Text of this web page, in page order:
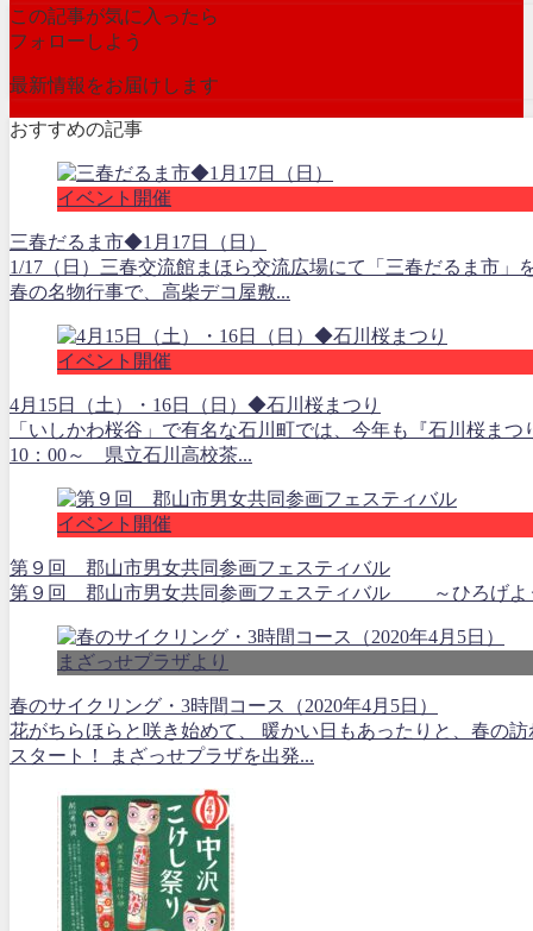
この記事が気に入ったら
フォローしよう
最新情報をお届けします
おすすめの記事
イベント開催
三春だるま市◆1月17日（日）
1/17（日）三春交流館まほら交流広場にて「三春だるま市
春の名物行事で、高柴デコ屋敷...
イベント開催
4月15日（土）・16日（日）◆石川桜まつり
「いしかわ桜谷」で有名な石川町では、今年も『石川桜ま
10：00～ 県立石川高校茶...
イベント開催
第９回 郡山市男女共同参画フェスティバル
第９回 郡山市男女共同参画フェスティバル ～ひろげよ
まざっせプラザより
春のサイクリング・3時間コース（2020年4月5日）
花がちらほらと咲き始めて、 暖かい日もあったりと、春の
スタート！ まざっせプラザを出発...